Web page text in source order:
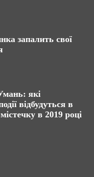
запалить свої
які
відбудуться в
в 2019 році